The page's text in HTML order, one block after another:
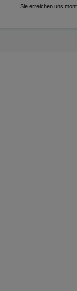
Sie erreichen uns